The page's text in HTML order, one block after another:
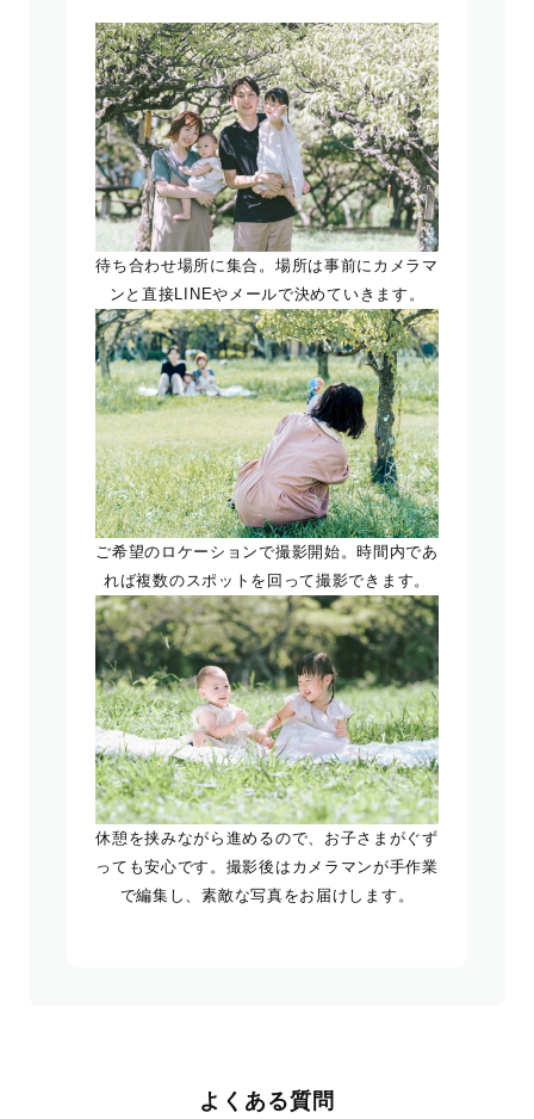
待ち合わせ場所に集合。場所は事前にカメラマ
ンと直接LINEやメールで決めていきます。
ご希望のロケーションで撮影開始。時間内であ
れば複数のスポットを回って撮影できます。
休憩を挟みながら進めるので、お子さまがぐず
っても安心です。撮影後はカメラマンが手作業
で編集し、素敵な写真をお届けします。
よくある質問